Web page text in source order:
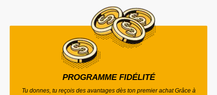
PROGRAMME FIDÉLITÉ
Tu donnes, tu reçois des avantages dès ton premier achat Grâce à